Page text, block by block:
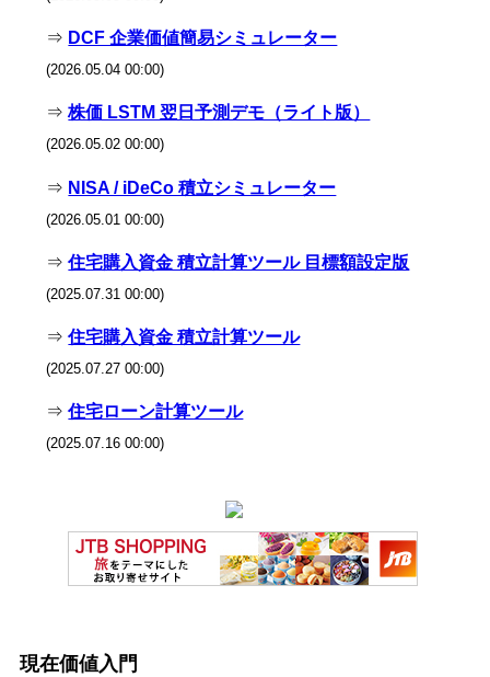
⇒ DCF 企業価値簡易シミュレーター
(2026.05.04 00:00)
⇒株価 LSTM 翌日予測デモ（ライト版）
(2026.05.02 00:00)
⇒ NISA / iDeCo 積立シミュレーター
(2026.05.01 00:00)
⇒住宅購入資金 積立計算ツール 目標額設定版
(2025.07.31 00:00)
⇒住宅購入資金 積立計算ツール
(2025.07.27 00:00)
⇒住宅ローン計算ツール
(2025.07.16 00:00)
現在価値入門